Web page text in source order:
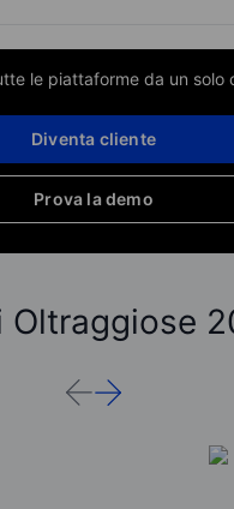
le piattaforme da un solo
Prova la demo
Diventa cliente
Oltraggiose